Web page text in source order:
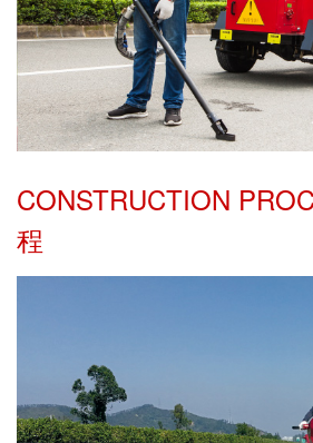
CONSTRUCTION
程